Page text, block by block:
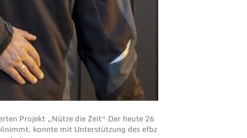
Projekt „Nütze die Zeit“ Der heute 26
konnte mit Unterstützung des efbz